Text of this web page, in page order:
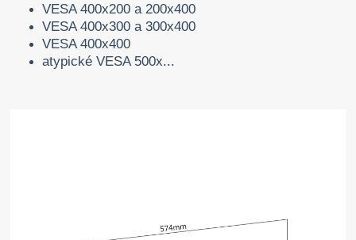
VESA 400x200 a 200x400
VESA 400x300 a 300x400
VESA 400x400
atypické VESA 500x...